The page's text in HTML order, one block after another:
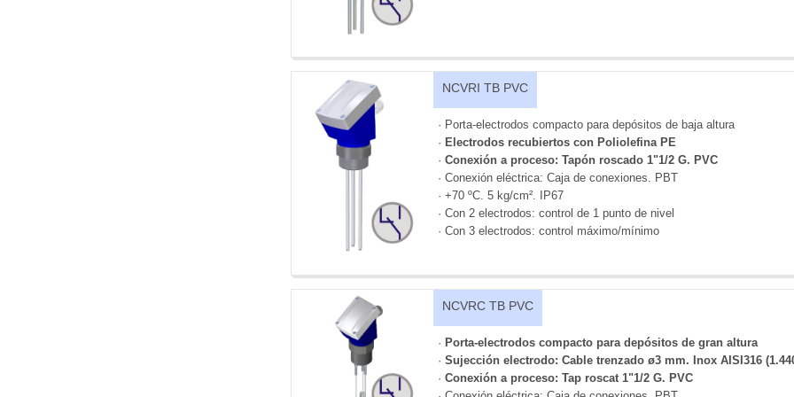
NCVRI TB PVC
· Porta-electrodos compacto para depósitos de baja altura
· Electrodos recubiertos con Poliolefina PE
·Conexión a proceso: Tapón roscado 1"1/2 G. PVC
· Conexión eléctrica: Caja de conexiones. PBT
· +70 ºC. 5 kg/cm². IP67
· Con 2 electrodos: control de 1 punto de nivel
· Con 3 electrodos: control máximo/mínimo
NCVRC TB PVC
· Porta-electrodos compacto para depósitos de gran altura
·Sujección electrodo: Cable trenzado ø3 mm. Inox AISI316
·Conexión a proceso: Tap roscat 1"1/2 G. PVC